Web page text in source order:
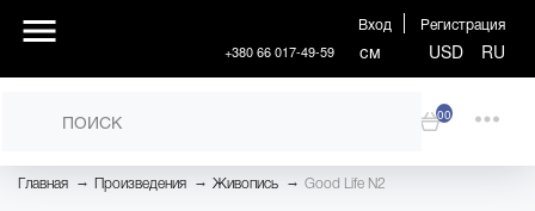
Вход Регистрация
+380 66 017-49-59 см USD RU
00
Главная → Произведения → Живопись → Good Life N2